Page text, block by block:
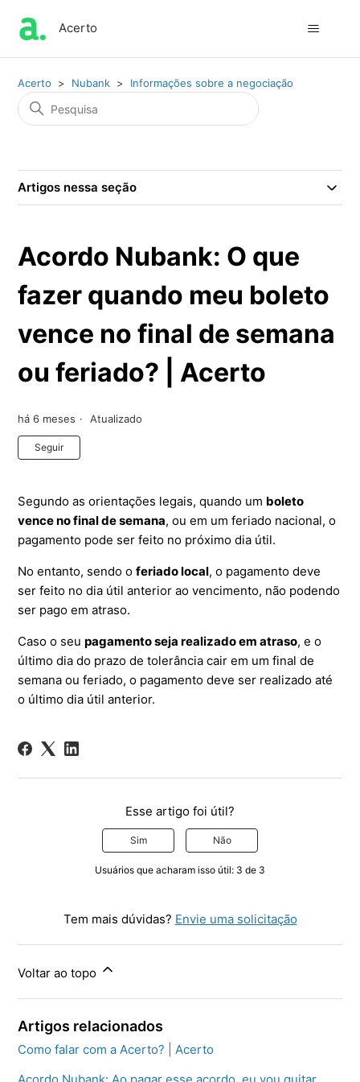
Acerto
Acerto Nubank Informações sobre a negociação
Artigos nessa seção
Acordo Nubank: O que
fazer quando meu boleto
vence no final de semana
ou feriado? | Acerto
há 6 meses Atualizado
Seguir
Segundo as orientações legais, quando um boleto
vence no final de semana, ou em um feriado nacional, o
pagamento pode ser feito no próximo dia útil.
No entanto, sendo oferiado local, o pagamento deve
ser feito no dia útil anterior ao vencimento, não podendo
ser pago em atraso.
Caso o seupagamento seja realizado em atraso, e o
último dia do prazo de tolerância cair em um final de
semana ou feriado, o pagamento deve ser realizado até
o último dia útil anterior.
Esse artigo foi útil?
Sim Não
Usuários que acharam isso útil: 3 de 3
Tem mais dúvidas? Envie uma solicitação
Voltar ao topo
Artigos relacionados
Como falar com a Acerto? | Acerto